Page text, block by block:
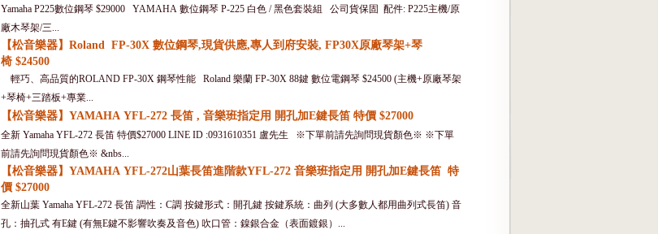
Yamaha P225數位鋼琴 $29000 YAMAHA 數位鋼琴 P-225 白色 / 黑色套裝組 公司貨保固 配件: P225主機/原
廠木琴架/三...
【松音樂器】Roland FP-30X 數位鋼琴,現貨供應,專人到府安裝, FP30X原廠琴架+琴
椅 $24500
輕巧、高品質的ROLAND FP-30X 鋼琴性能 Roland 樂蘭 FP-30X 88鍵 數位電鋼琴 $24500 (主機+原廠琴架
+琴椅+三踏板+專業...
【松音樂器】YAMAHA YFL-272 長笛 , 音樂班指定用 開孔加E鍵長笛 特價 $27000
全新 Yamaha YFL-272 長笛 特價$27000 LINE ID :0931610351 盧先生 ※下單前請先詢問現貨顏色※ ※下單
前請先詢問現貨顏色※ &nbs...
【松音樂器】YAMAHA YFL-272山葉長笛進階款YFL-272 音樂班指定用 開孔加E鍵長笛 特
價 $27000
全新山葉 Yamaha YFL-272 長笛 調性：C調 按鍵形式：開孔鍵 按鍵系統：曲列 (大多數人都用曲列式長笛) 音
孔：抽孔式 有E鍵 (有無E鍵不影響吹奏及音色) 吹口管：鎳銀合金（表面鍍銀）...